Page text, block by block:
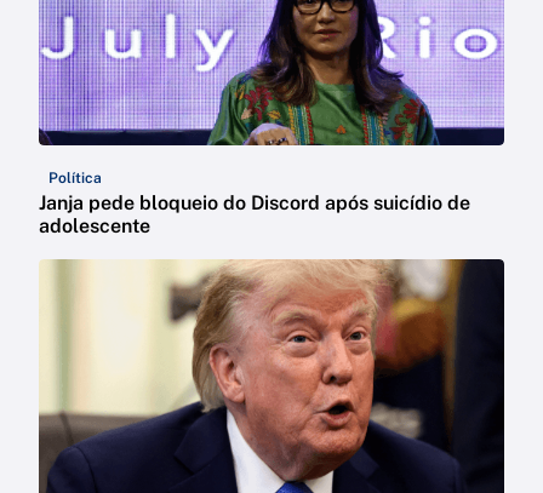
Política
Janja pede bloqueio do Discord após suicídio de
adolescente